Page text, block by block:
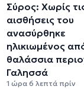
Σύρος: Χωρίς
αισθήσεις του
ανασύρθηκε
ηλικιωμένος
θαλάσσια
Γαλησσά
1 ώρα 6 λεπτά πρίν